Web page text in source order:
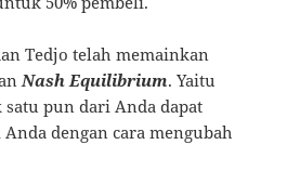
Tedjo telah memainkan
Nash Equilibrium. Yaitu
pun dari Anda dapat
dengan cara mengubah